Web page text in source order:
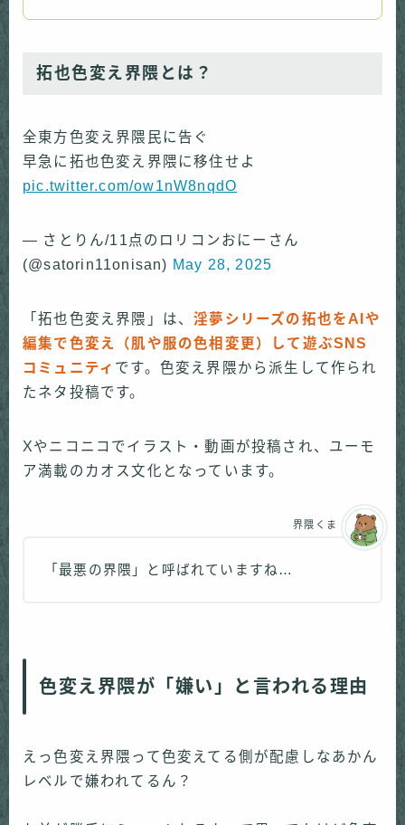
拓也色変え界隈とは？
全東方色変え界隈民に告ぐ
早急に拓也色変え界隈に移住せよ
pic.twitter.com/ow1nW8nqdO
— さとりん/11点のロリコンおにーさん
(@satorin11onisan) May 28, 2025
「拓也色変え界隈」は、淫夢シリーズの拓也をAIや
編集で色変え（肌や服の色相変更）して遊ぶSNS
コミュニティ です。色変え界隈から派生して作られ
たネタ投稿です。
Xやニコニコでイラスト・動画が投稿され、ユーモ
ア満載のカオス文化となっています。
「最悪の界隈」と呼ばれていますね…
界隈くま
色変え界隈が「嫌い」と言われる理由
えっ色変え界隈って色変えてる側が配慮しなあかん
レベルで嫌われてるん？